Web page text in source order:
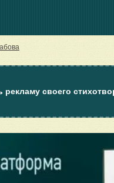
рекламу своего